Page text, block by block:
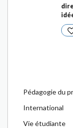
Pédagogie du
International
Vie étudiante